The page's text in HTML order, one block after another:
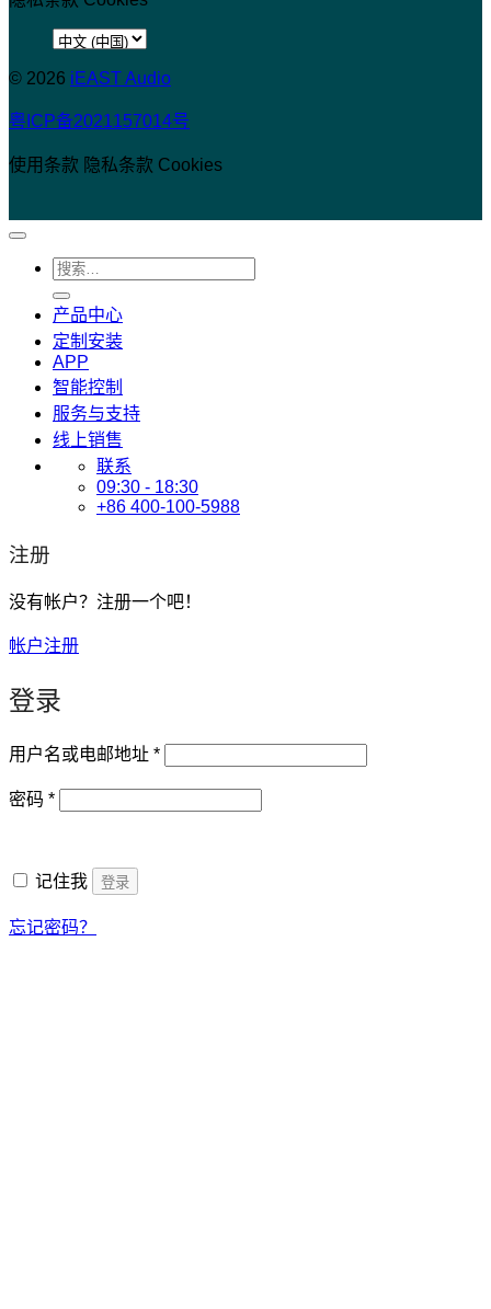
选
择
言
© 2026 iEAST Audio
粤ICP备2021157014号
使用条款 隐私条款 Cookies
搜
索：
产品中心
定制安装
APP
智能控制
服务与支持
线上销售
联系
09:30 - 18:30
+86 400-100-5988
注册
没有帐户？注册一个吧！
帐户注册
登录
用户名或电邮地址 *必
密码 *必
记住我 登录
忘记密码？